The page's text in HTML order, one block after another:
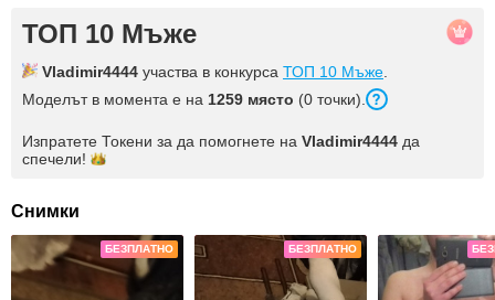
ТОП 10 Мъже
Vladimir4444 участва в конкурса ТОП 10 Мъже
Моделът в момента е на 1259 място (0 точки).
Изпратете Токени за да помогнете на Vladimir4444 да
спечели!
Снимки
БЕЗПЛАТНО БЕЗПЛАТНО